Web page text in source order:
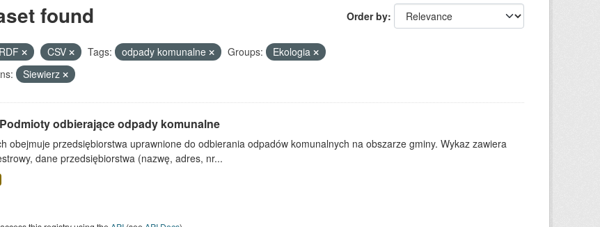
Order by
found
RDF CSV Tags: odpady komunalne Groups:
Ekologia
Siewierz
odbierające odpady komunalne
obejmuje przedsiębiorstwa uprawnione do odbierania odpadów komunalnych na obszarze gminy. Wykaz zawiera
dane przedsiębiorstwa (nazwę, adres, nr...